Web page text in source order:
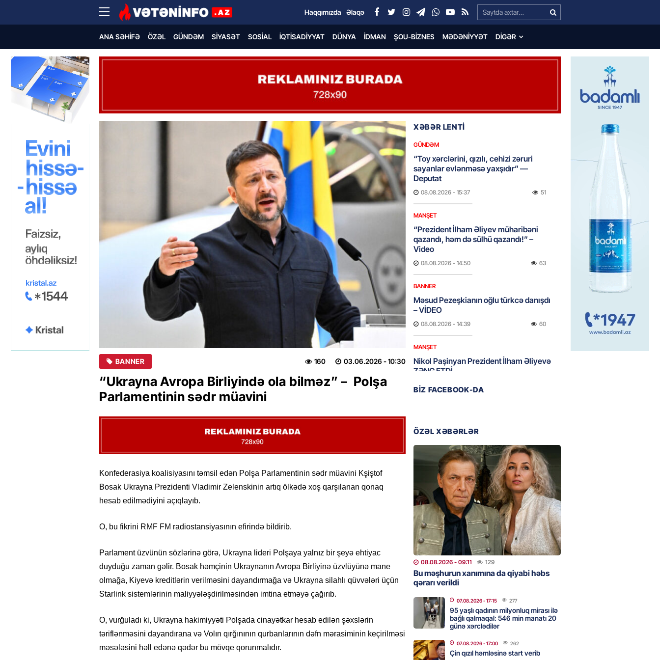
Search…
Haqqımızda Əlaqə
ANA SƏHIFƏ ÖZƏL GÜNDƏM SIYASƏT SOSIAL İQTISADIYYAT DÜNYA İDMAN ŞOU-BIZNES MƏDƏNIYYƏT DIGƏR
BANNER 03.06.2026 - 10:30
160
“Ukrayna Avropa Birliyində ola bilməz” – Polşa
Parlamentinin sədr müavini
Konfederasiya koalisiyasını təmsil edən Polşa Parlamentinin sədr müavini Kşiştof
Bosak Ukrayna Prezidenti Vladimir Zelenskinin artıq ölkədə xoş qarşılanan qonaq
hesab edilmədiyini açıqlayıb.
O, bu fikrini RMF FM radiostansiyasının efirində bildirib.
Parlament üzvünün sözlərinə görə, Ukrayna lideri Polşaya yalnız bir şeyə ehtiyac
duyduğu zaman gəlir. Bosak həmçinin Ukraynanın Avropa Birliyinə üzvlüyünə mane
olmağa, Kiyevə kreditlərin verilməsini dayandırmağa və Ukrayna silahlı qüvvələri üçün
Starlink sistemlərinin maliyyələşdirilməsindən imtina etməyə çağırıb.
O, vurğuladı ki, Ukrayna hakimiyyəti Polşada cinayətkar hesab edilən şəxslərin
təriflənməsini dayandırana və Volın qırğınının qurbanlarının dəfn mərasiminin keçirilməsi
məsələsini həll edənə qədər bu mövqe qorunmalıdır.
XƏBƏR LENTİ
GÜNDƏM
“Toy xərclərini, qızılı, cehizi zəruri
sayanlar evlənməsə yaxşıdır” —
Deputat
08.08.2026 - 15:37 51
MANŞET
“Prezident İlham Əliyev müharibəni
qazandı, həm də sülhü qazandı!” –
Video
08.08.2026 - 14:50 63
BANNER
Məsud Pezeşkianın oğlu türkcə danışdı
– VİDEO
08.08.2026 - 14:39 60
MANŞET
Nikol Paşinyan Prezident İlham Əliyevə
ZƏNG ETDİ
08.08.2026- 12:09
GÜNDƏM
“Ermənistan ötən il avqustun 8-nə
qədər dalanda idi”
08.08.2026 - 10:49 113
ŞOU-BIZNES
“Qızımın pullarını başqa qadınlara
xərcləyir”
08.08.2026- 10:47 86
GÜNDƏM
18 il sonra 08.08.08: Gürcüstan və
regionda nə dəyişdi?
08.08.2026- 10:22 251
MANŞET
17 yaşlı qızın nişanında mediaya hücum
BIZ FACEBOOK-DA
ÖZƏL XƏBƏRLƏR
08.08.2026 - 09:11 129
Bu məşhurun xanımına da qiyabi həbs
qərarı verildi
07.08.2026- 17:15 277
95 yaşlı qadının milyonluq mirası ilə
bağlı qalmaqal: 546 min manatı 20
günə xərclədilər
07.08.2026- 17:00 262
Çin qızıl həmləsinə start verib